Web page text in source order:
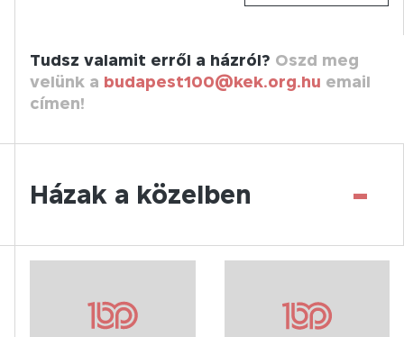
Tudsz valamit erről a házról? Oszd meg
velünk a budapest100@kek.org.hu email
címen!
Házak a közelben -